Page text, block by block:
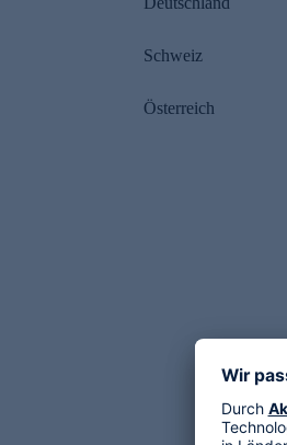
Schweiz
Österreich